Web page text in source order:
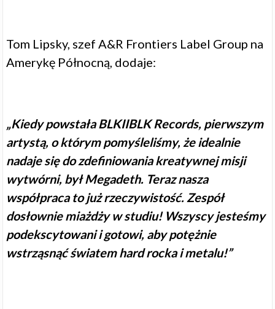
Tom Lipsky, szef A&R Frontiers Label Group na
Amerykę Północną, dodaje:
„Kiedy powstała BLKIIBLK Records, pierwszym
artystą, o którym pomyśleliśmy, że idealnie
nadaje się do zdefiniowania kreatywnej misji
wytwórni, był Megadeth. Teraz nasza
współpraca to już rzeczywistość. Zespół
dosłownie miażdży w studiu! Wszyscy jesteśmy
podekscytowani i gotowi, aby potężnie
wstrząsnąć światem hard rocka i metalu!”